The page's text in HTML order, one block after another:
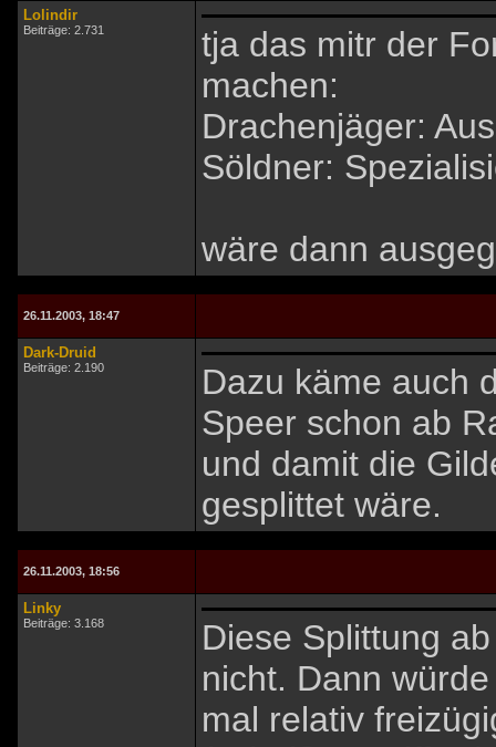
Lolindir
Beiträge: 2.731
tja das mitr der
machen:
Drachenjäger:
Söldner:
wäre dann
26.11.2003, 18:47
Dark-Druid
Beiträge: 2.190
Dazu käme auch
Speer schon ab
und damit die
gesplittet wäre.
26.11.2003, 18:56
Linky
Beiträge: 3.168
Diese Splittung
nicht. Dann
mal relativ